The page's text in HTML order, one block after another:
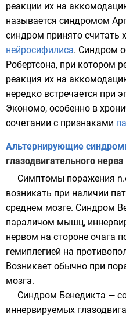
реакции их на
называется синдромом
синдром принято считать
нейросифилиса. Синдром
Робертсона, при котором
реакция их на
нередко встречается при
Экономо, особенно в
сочетании с признаками
Альтернирующие
глазодвигательного нерва
Симптомы поражения
возникать при наличии
среднем мозге. Синдром
параличом мышц,
нервом на стороне очага
гемиплегией на
Возникает обычно при
мозга.
Синдром Бенедикта —
иннервируемых